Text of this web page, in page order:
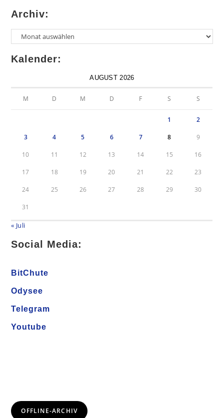
Archiv:
Kalender:
AUGUST 2026
M D M D F S S
1 2
3 4 5 6 7 8 9
10 11 12 13 14 15 16
17 18 19 20 21 22 23
24 25 26 27 28 29 30
31
« Juli
Social Media:
BitChute
Odysee
Telegram
Youtube
OFFLINE-ARCHIV